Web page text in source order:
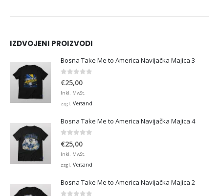
IZDVOJENI PROIZVODI
Bosna Take Me to America Navijačka Majica 3
0 von 5
€25,00
Inkl. MwSt.
zzgl. Versand
Bosna Take Me to America Navijačka Majica 4
€25,00
Inkl. MwSt.
zzgl. Versand
Bosna Take Me to America Navijačka Majica 2